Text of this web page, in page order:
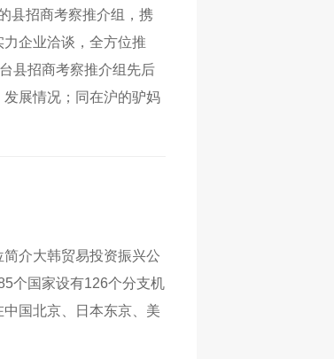
县招商考察推介组，携
企业洽谈，全方位推
县招商考察推介组先后
展情况；同在沪的驴妈
介大韩贸易投资振兴公
个国家设有126个分支机
国北京、日本东京、美